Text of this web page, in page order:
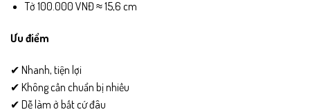
Tờ 100.000 VNĐ ≈ 15,6 cm
Ưu điểm
✔ Nhanh, tiện lợi
✔ Không cần chuẩn bị nhiều
✔ Dễ làm ở bất cứ đâu